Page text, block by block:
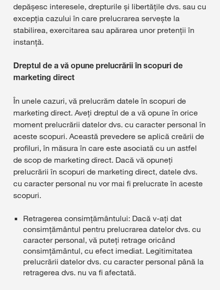
depășesc interesele, drepturile și libertățile dvs. sau cu
excepția cazului în care prelucrarea servește la
stabilirea, exercitarea sau apărarea unor pretenții în
instanță.
Dreptul de a vă opune prelucrării în scopuri de
marketing direct
În unele cazuri, vă prelucrăm datele în scopuri de
marketing direct. Aveți dreptul de a vă opune în orice
moment prelucrării datelor dvs. cu caracter personal în
aceste scopuri. Această prevedere se aplică creării de
profiluri, în măsura în care este asociată cu un astfel
de scop de marketing direct. Dacă vă opuneți
prelucrării în scopuri de marketing direct, datele dvs.
cu caracter personal nu vor mai fi prelucrate în aceste
scopuri.
Retragerea consimțământului: Dacă v-ați dat
consimțământul pentru prelucrarea datelor dvs. cu
caracter personal, vă puteți retrage oricând
consimțământul, cu efect imediat. Legitimitatea
prelucrării datelor dvs. cu caracter personal până la
retragerea dvs. nu va fi afectată.